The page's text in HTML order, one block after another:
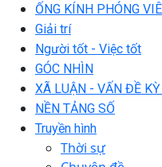
ỐNG KÍNH PHÓNG
Giải trí
Người tốt - Việc tốt
GÓC NHÌN
XÃ LUẬN - VẤN ĐỀ KỲ
NỀN TẢNG SỐ
Truyền hình
Thời sự